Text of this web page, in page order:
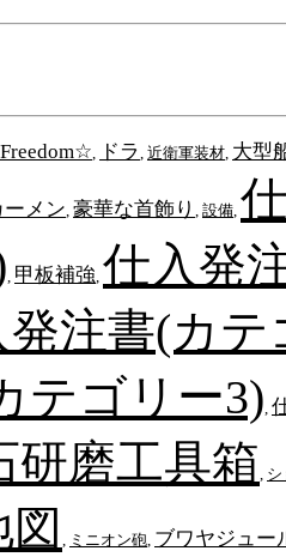
ドラ 近衛軍装材 大型
メン 豪華な首飾り 設備
甲板補強 仕入発
発注書(カテ
テゴリー3)
研磨工具箱
ミニオン砲 ブワヤジュー